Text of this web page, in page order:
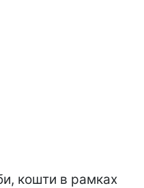
кошти в рамках